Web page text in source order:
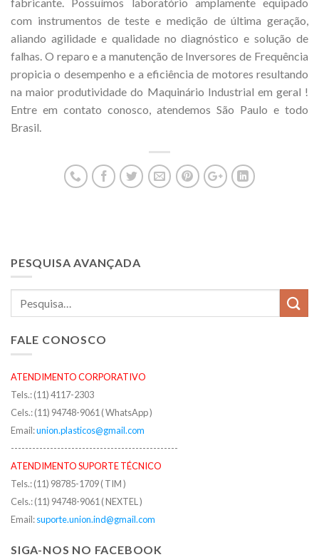
com instrumentos de teste e medição de última geração,
aliando agilidade e qualidade no diagnóstico e solução de
falhas. O reparo e a manutenção de Inversores de Frequência
propicia o desempenho e a eficiência de motores resultando
na maior produtividade do Maquinário Industrial em geral !
Entre em contato conosco, atendemos São Paulo e todo
Brasil.
PESQUISA AVANÇADA
FALE CONOSCO
ATENDIMENTO CORPORATIVO
Tels.: (11) 4117-2303
Cels.: (11) 94748-9061 ( WhatsApp )
Email:union.plasticos@gmail.com
-----------------------------------------------
ATENDIMENTO SUPORTE TÉCNICO
Tels.: (11) 98785-1709 ( TIM )
Cels.: (11) 94748-9061 ( NEXTEL )
Email:suporte.union.ind@gmail.com
SIGA-NOS NO FACEBOOK